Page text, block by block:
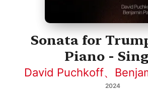
Sonata for
Piano -
David Puchkoff、
2024